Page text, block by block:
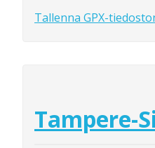
Tallenna GPX-
Tampere-